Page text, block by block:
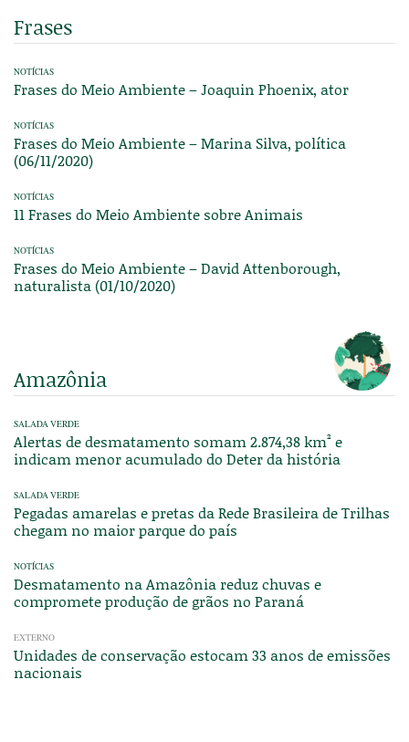
Frases
NOTÍCIAS
Frases do Meio Ambiente – Joaquin Phoenix, ator
NOTÍCIAS
Frases do Meio Ambiente – Marina Silva, política
(06/11/2020)
NOTÍCIAS
11 Frases do Meio Ambiente sobre Animais
NOTÍCIAS
Frases do Meio Ambiente – David Attenborough,
naturalista (01/10/2020)
Amazônia
SALADA VERDE
Alertas de desmatamento somam 2.874,38 km² e
indicam menor acumulado do Deter da história
SALADA VERDE
Pegadas amarelas e pretas da Rede Brasileira de Trilhas
chegam no maior parque do país
NOTÍCIAS
Desmatamento na Amazônia reduz chuvas e
compromete produção de grãos no Paraná
EXTERNO
Unidades de conservação estocam 33 anos de emissões
nacionais